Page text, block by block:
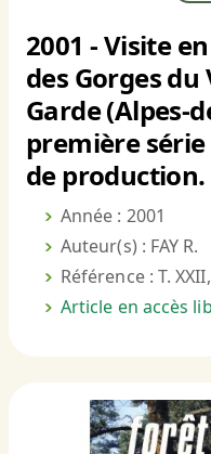
2001 - Visite
des Gorges
Garde (Alpes-
première
de production.
Année : 2001
Auteur(s) : FAY R.
Référence : T.
Article en accès